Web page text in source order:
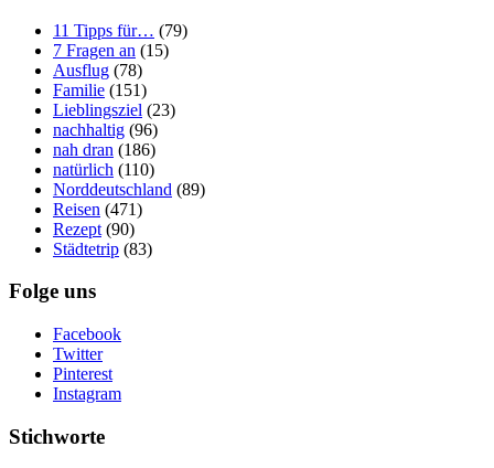
11 Tipps für… (79)
7 Fragen an (15)
Ausflug (78)
Familie (151)
Lieblingsziel (23)
nachhaltig (96)
nah dran (186)
natürlich (110)
Norddeutschland (89)
Reisen (471)
Rezept (90)
Städtetrip (83)
Folge uns
Facebook
Twitter
Pinterest
Instagram
Stichworte